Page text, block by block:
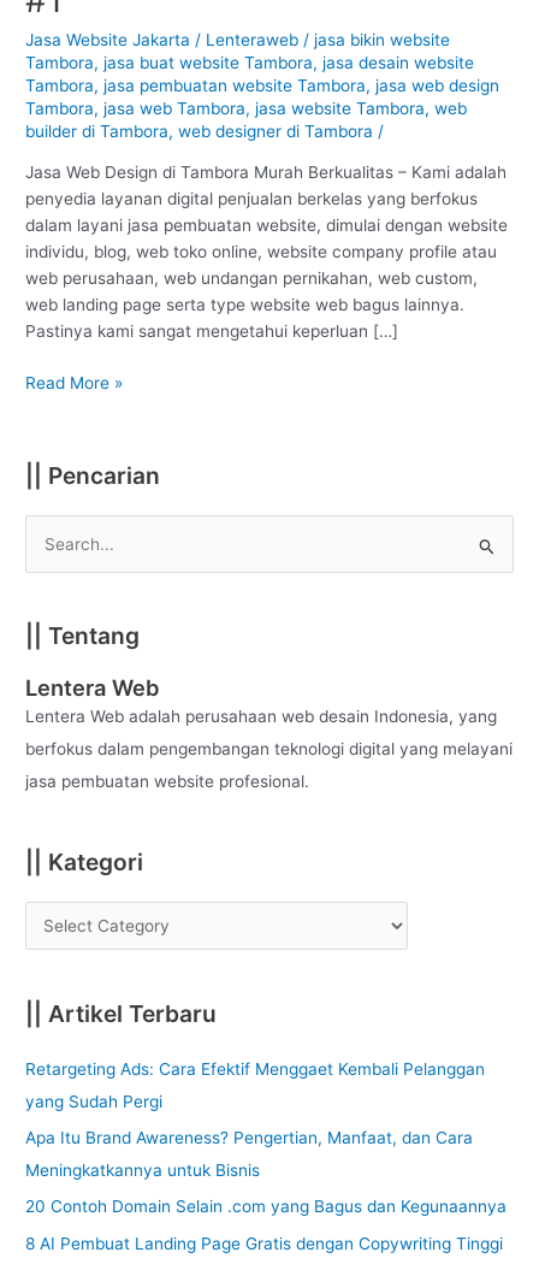
Jasa Website Jakarta / Lenteraweb /jasa bikin website
Tambora,jasa buat website Tambora,jasa desain website
Tambora,jasa pembuatan website Tambora,jasa web design
Tambora,jasa web Tambora,jasa website Tambora,web
builder di Tambora,web designer di Tambora /
Jasa Web Design di Tambora Murah Berkualitas – Kami adalah
penyedia layanan digital penjualan berkelas yang berfokus
dalam layani jasa pembuatan website, dimulai dengan website
individu, blog, web toko online, website company profile atau
web perusahaan, web undangan pernikahan, web custom,
web landing page serta type website web bagus lainnya.
Pastinya kami sangat mengetahui keperluan […]
Tambora
–
Jakarta
:
Murah
Berkualitas
#1
Read More »
|| Pencarian
r
c
h
f
o
|| Tentang
Lentera Web
Lentera Web adalah perusahaan web desain Indonesia, yang
berfokus dalam pengembangan teknologi digital yang melayani
jasa pembuatan website profesional.
|| Kategori
|| Artikel Terbaru
Retargeting Ads: Cara Efektif Menggaet Kembali Pelanggan
yang Sudah Pergi
Apa Itu Brand Awareness? Pengertian, Manfaat, dan Cara
Meningkatkannya untuk Bisnis
20 Contoh Domain Selain .com yang Bagus dan Kegunaannya
8 AI Pembuat Landing Page Gratis dengan Copywriting Tinggi